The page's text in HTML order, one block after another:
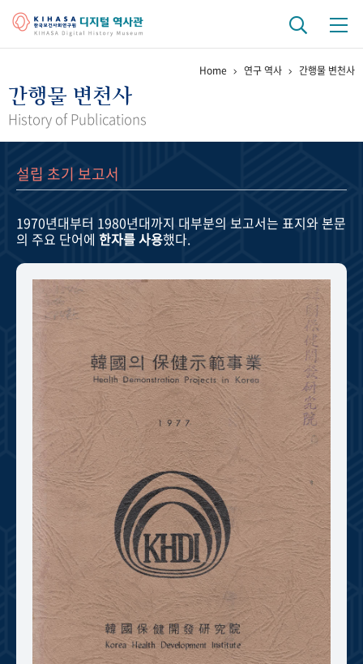
걸어온 길 기관 변천사
정책과 연구 키워드로 보는 연구 역사
연구자들
기록물 아카이브
사진 아카이브 문서 기록물 행정박물 영상 기록물
주년 기념
성과 50선 숫자로 보는 50년 50+1주년 광장
세계와 함께 한 KIHASA
VR 역사관
Home 연구 역사 간행물 변천사
간행물 변천사
History of Publications
설립 초기 보고서
1970년대부터 1980년대까지 대부분의 보고서는 표지와 본문
의 주요 단어에 한자를 사용했다.